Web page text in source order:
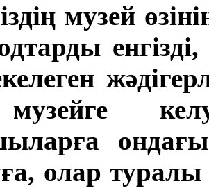
музей
олар туралы